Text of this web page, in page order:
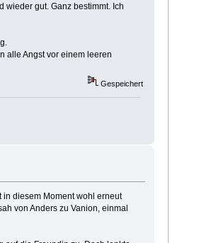
wieder gut. Ganz bestimmt. Ich
alle Angst vor einem leeren
Gespeichert
diesem Moment wohl erneut
von Anders zu Vanion, einmal